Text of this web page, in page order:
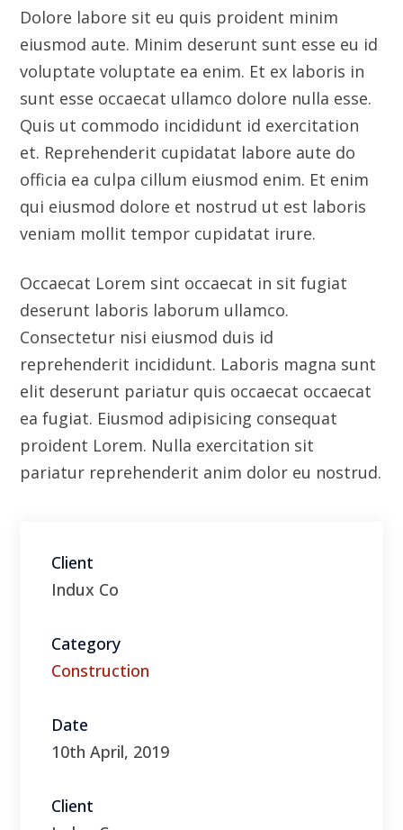
qui eiusmod dolore et nostrud ut est laboris
veniam mollit tempor cupidatat irure.
Occaecat Lorem sint occaecat in sit fugiat
deserunt laboris laborum ullamco.
Consectetur nisi eiusmod duis id
reprehenderit incididunt. Laboris magna sunt
elit deserunt pariatur quis occaecat occaecat
ea fugiat. Eiusmod adipisicing consequat
pariatur reprehenderit anim dolor eu nostrud.
Client
Indux Co
Category
Construction
10th April, 2019
Indux Co
Visit Website